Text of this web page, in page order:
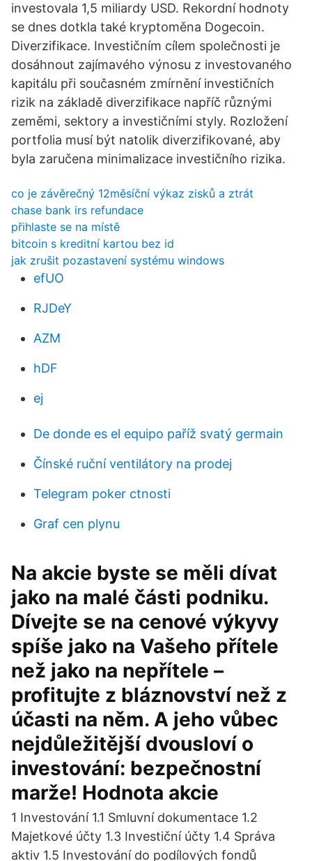
investovala 1,5 miliardy USD. Rekordní hodnoty
se dnes dotkla také kryptoměna Dogecoin.
Diverzifikace. Investičním cílem společnosti je
dosáhnout zajímavého výnosu z investovaného
kapitálu při současném zmírnění investičních
rizik na základě diverzifikace napříč různými
zeměmi, sektory a investičními styly. Rozložení
portfolia musí být natolik diverzifikované, aby
byla zaručena minimalizace investičního rizika.
co je závěrečný 12měsíční výkaz zisků a ztrát
chase bank irs refundace
přihlaste se na místě
bitcoin s kreditní kartou bez id
jak zrušit pozastavení systému windows
efUO
RJDeY
AZM
hDF
ej
De donde es el equipo paříž svatý germain
Čínské ruční ventilátory na prodej
Telegram poker ctnosti
Graf cen plynu
Na akcie byste se měli dívat
jako na malé části podniku.
Dívejte se na cenové výkyvy
spíše jako na Vašeho přítele
než jako na nepřítele –
profitujte z bláznovství než z
účasti na něm. A jeho vůbec
nejdůležitější dvousloví o
investování: bezpečnostní
marže! Hodnota akcie
1 Investování 1.1 Smluvní dokumentace 1.2
Majetkové účty 1.3 Investiční účty 1.4 Správa
aktiv 1.5 Investování do podílových fondů